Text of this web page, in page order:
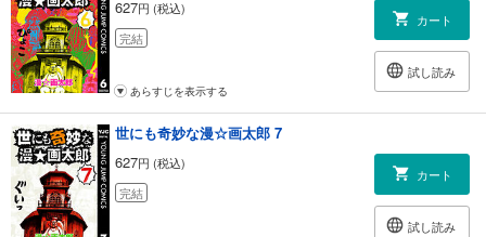
627円 (税込)
完結
カート
試し読み
あらすじを表示する
世にも奇妙な漫☆画太郎 7
627円 (税込)
完結
カート
試し読み